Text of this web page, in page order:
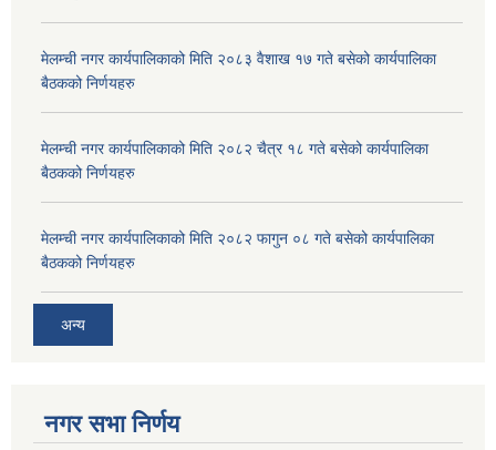
मेलम्ची नगर कार्यपालिकाको मिति २०८३ वैशाख १७ गते बसेको कार्यपालिका
बैठकको निर्णयहरु
मेलम्ची नगर कार्यपालिकाको मिति २०८२ चैत्र १८ गते बसेको कार्यपालिका
बैठकको निर्णयहरु
मेलम्ची नगर कार्यपालिकाको मिति २०८२ फागुन ०८ गते बसेको कार्यपालिका
बैठकको निर्णयहरु
अन्य
नगर सभा निर्णय